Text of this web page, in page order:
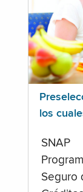
los
SNAP
Seguro